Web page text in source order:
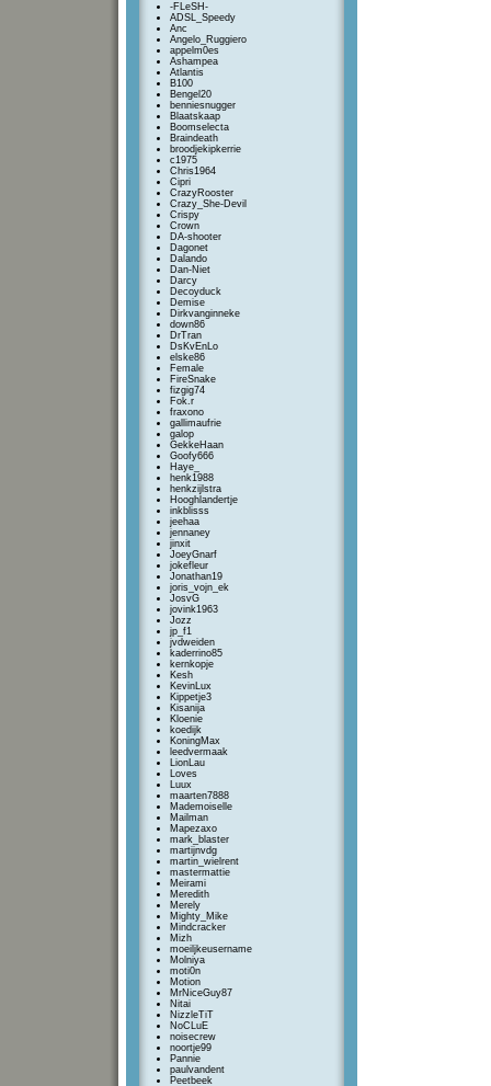
-FLeSH-
ADSL_Speedy
Anc
Angelo_Ruggiero
appelm0es
Ashampea
Atlantis
B100
Bengel20
benniesnugger
Blaatskaap
Boomselecta
Braindeath
broodjekipkerrie
c1975
Chris1964
Cipri
CrazyRooster
Crazy_She-Devil
Crispy
Crown
DA-shooter
Dagonet
Dalando
Dan-Niet
Darcy
Decoyduck
Demise
Dirkvanginneke
down86
DrTran
DsKvEnLo
elske86
Female
FireSnake
fizgig74
Fok.r
fraxono
gallimaufrie
galop
GekkeHaan
Goofy666
Haye_
henk1988
henkzijlstra
Hooghlandertje
inkblisss
jeehaa
jennaney
jinxit
JoeyGnarf
jokefleur
Jonathan19
joris_vojn_ek
JosvG
jovink1963
Jozz
jp_f1
jvdweiden
kaderrino85
kernkopje
Kesh
KevinLux
Kippetje3
Kisanija
Kloenie
koedijk
KoningMax
leedvermaak
LionLau
Loves
Luux
maarten7888
Mademoiselle
Mailman
Mapezaxo
mark_blaster
martijnvdg
martin_wielrent
mastermattie
Meirami
Meredith
Merely
Mighty_Mike
Mindcracker
Mizh
moeiljkeusername
Molniya
moti0n
Motion
MrNiceGuy87
Nitai
NizzleTiT
NoCLuE
noisecrew
noortje99
Pannie
paulvandent
Peetbeek